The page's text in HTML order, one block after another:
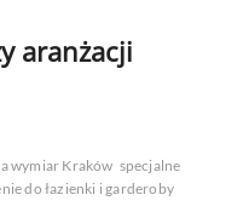
aranżacji
wymiar Kraków specjalne
do łazienki i garderoby